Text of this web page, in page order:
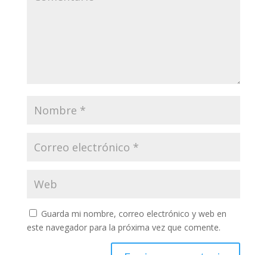
Guarda mi nombre, correo electrónico y web en
este navegador para la próxima vez que comente.